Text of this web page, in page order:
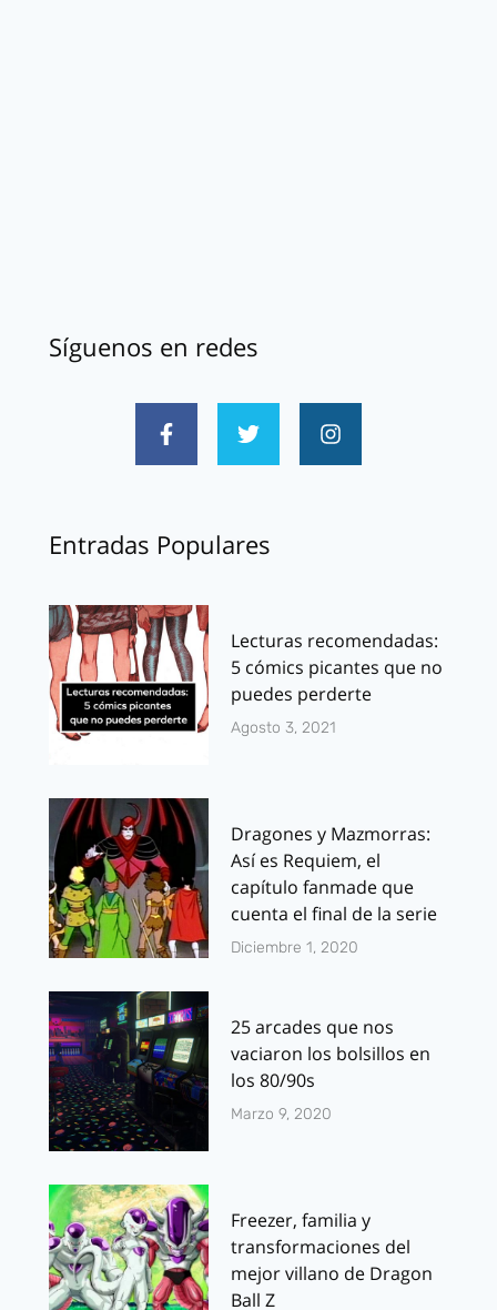
Síguenos en redes
Entradas Populares
Lecturas recomendadas:
5 cómics picantes que no
puedes perderte
Agosto 3, 2021
Dragones y Mazmorras:
Así es Requiem, el
capítulo fanmade que
cuenta el final de la serie
Diciembre 1, 2020
25 arcades que nos
vaciaron los bolsillos en
los 80/90s
Marzo 9, 2020
Freezer, familia y
transformaciones del
mejor villano de Dragon
Ball Z